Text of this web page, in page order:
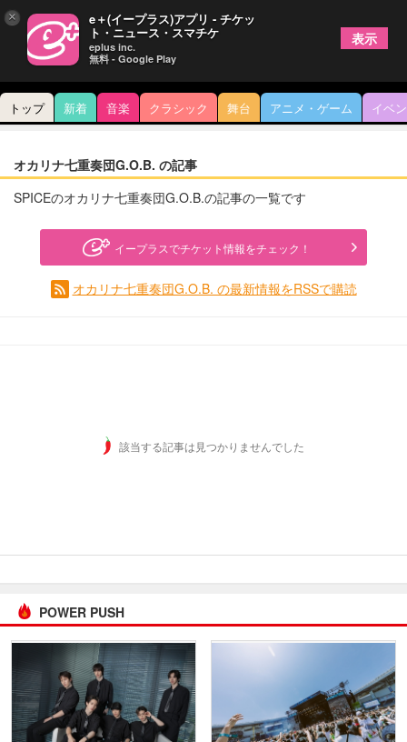
トップ 新着 音楽 クラシック 舞台 アニメ・ゲーム イベ
オカリナ七重奏団G.O.B. の記事
SPICEのオカリナ七重奏団G.O.B.の記事の一覧です
イープラスでチケット情報をチェック！
オカリナ七重奏団G.O.B. の最新情報をRSSで購読
該当する記事は見つかりませんでした
POWER PUSH
× e＋(イープラス)アプリ - チケッ
ト・ニュース・スマチケ
eplus inc.
無料 - Google Play
表示